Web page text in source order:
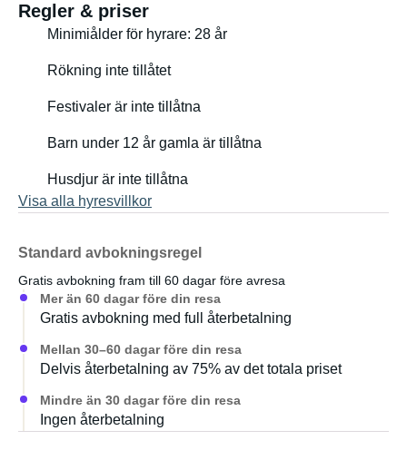
Regler & priser
Minimiålder för hyrare: 28 år
Rökning inte tillåtet
Festivaler är inte tillåtna
Barn under 12 år gamla är tillåtna
Husdjur är inte tillåtna
Visa alla hyresvillkor
Standard avbokningsregel
Gratis avbokning fram till 60 dagar före avresa
Mer än 60 dagar före din resa
Gratis avbokning med full återbetalning
Mellan 30–60 dagar före din resa
Delvis återbetalning av 75% av det totala priset
Mindre än 30 dagar före din resa
Ingen återbetalning